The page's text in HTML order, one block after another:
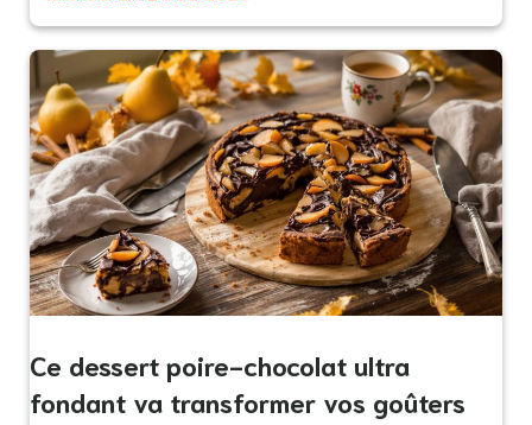
Ce dessert poire-chocolat ultra
fondant va transformer vos goûters